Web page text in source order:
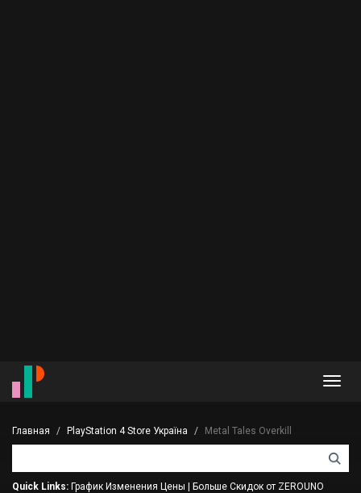
Главная PlayStation 4 Store Україна Metal Tales Overkill
Quick Links: График Изменения Цены
Больше Скидок от ZEROUNO